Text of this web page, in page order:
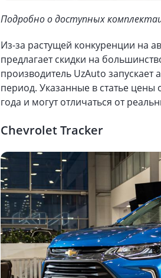
Подробно о доступных
Из-за растущей конкуренции на
предлагает скидки на
производитель UzAuto запускает
период. Указанные в статье
года и могут отличаться от
Chevrolet Tracker